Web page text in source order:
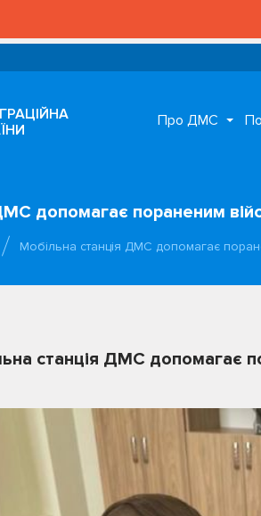
Про ДМС
допомагає пораненим
Мобільна станція ДМС допомагає
станція ДМС допомагає